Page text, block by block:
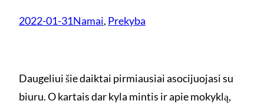
2022-01-31Namai, Prekyba
Daugeliui šie daiktai pirmiausiai asocijuojasi su
biuru. O kartais dar kyla mintis ir apie mokyklą,